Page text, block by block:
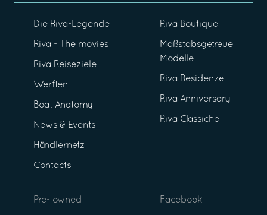
Die Riva-Legende
Riva - The movies
Riva Reiseziele
Werften
Boat Anatomy
News & Events
Händlernetz
Contacts
Riva Boutique
Maßstabsgetreue
Modelle
Riva Residenze
Riva Anniversary
Riva Classiche
Pre- owned Facebook